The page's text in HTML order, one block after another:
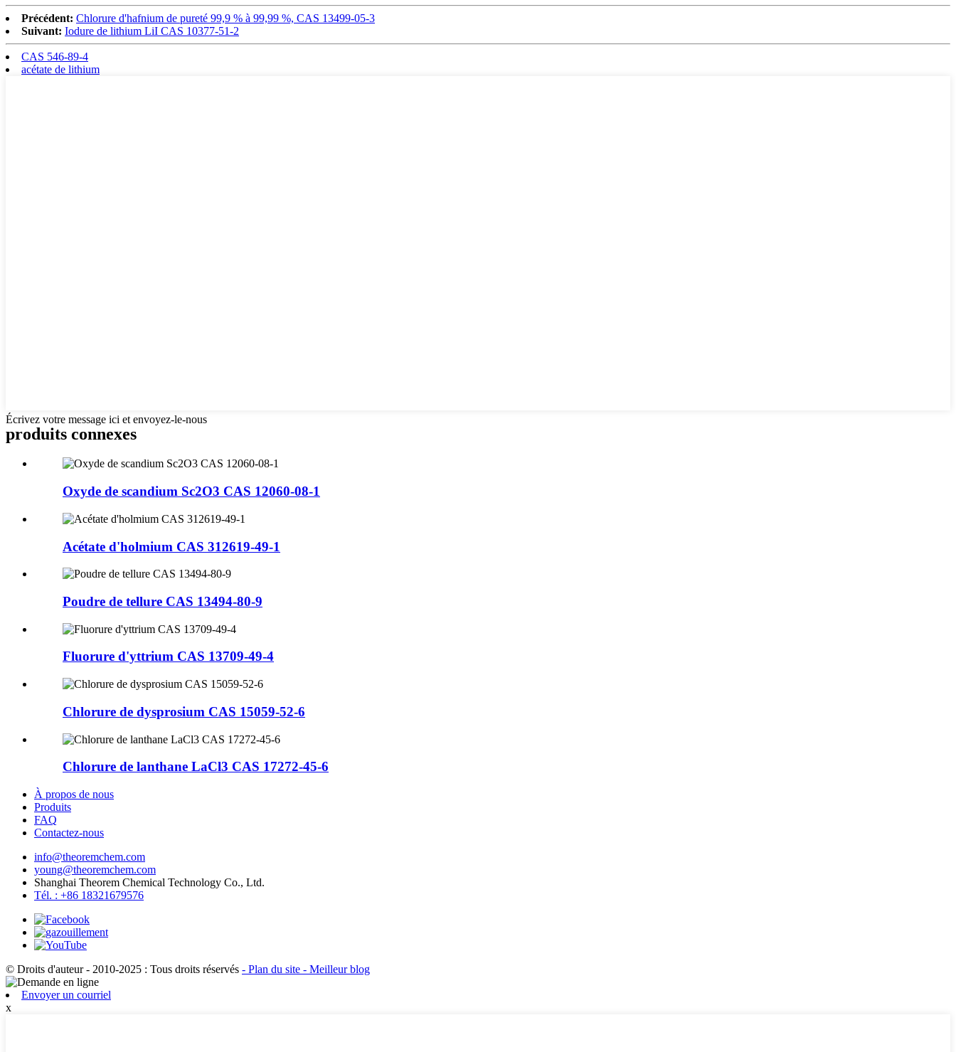
Précédent: Chlorure d'hafnium de pureté 99,9 % à 99,99 %, CAS 13499-05-3
Suivant: Iodure de lithium LiI CAS 10377-51-2
CAS 546-89-4
acétate de lithium
Écrivez votre message ici et envoyez-le-nous
produits connexes
Oxyde de scandium Sc2O3 CAS 12060-08-1
Acétate d'holmium CAS 312619-49-1
Poudre de tellure CAS 13494-80-9
Fluorure d'yttrium CAS 13709-49-4
Chlorure de dysprosium CAS 15059-52-6
Chlorure de lanthane LaCl3 CAS 17272-45-6
À propos de nous
Produits
FAQ
Contactez-nous
info@theoremchem.com
young@theoremchem.com
Shanghai Theorem Chemical Technology Co., Ltd.
Tél. : +86 18321679576
© Droits d'auteur - 2010-2025 : Tous droits réservés - Plan du site - Meilleur blog
Envoyer un courriel
x